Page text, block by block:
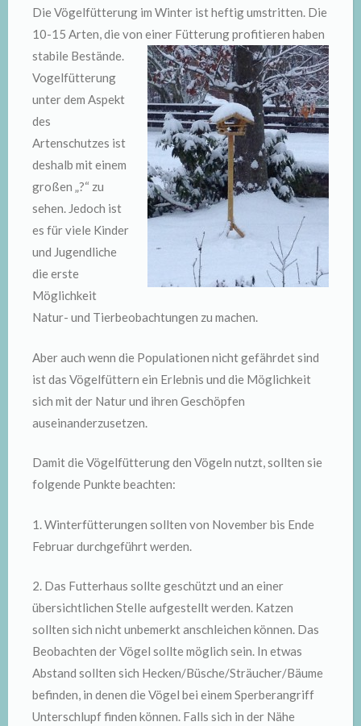
Die Vögelfütterung im Winter ist heftig umstritten. Die
10-15 Arten, die von einer Fütterung profitieren haben
stabile Bestände.
Vogelfütterung
unter dem Aspekt
des
Artenschutzes ist
deshalb mit einem
großen „?“ zu
sehen. Jedoch ist
es für viele Kinder
und Jugendliche
die erste
Möglichkeit
Natur- und Tierbeobachtungen zu machen.
Aber auch wenn die Populationen nicht gefährdet sind
ist das Vögelfüttern ein Erlebnis und die Möglichkeit
sich mit der Natur und ihren Geschöpfen
auseinanderzusetzen.
Damit die Vögelfütterung den Vögeln nutzt, sollten sie
folgende Punkte beachten:
1. Winterfütterungen sollten von November bis Ende
Februar durchgeführt werden.
2. Das Futterhaus sollte geschützt und an einer
übersichtlichen Stelle aufgestellt werden. Katzen
sollten sich nicht unbemerkt anschleichen können. Das
Beobachten der Vögel sollte möglich sein. In etwas
Abstand sollten sich Hecken/Büsche/Sträucher/Bäume
befinden, in denen die Vögel bei einem Sperberangriff
Unterschlupf finden können. Falls sich in der Nähe